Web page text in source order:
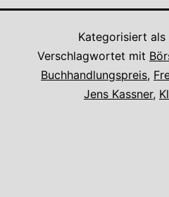
Kategorisiert als
Verschlagwortet mit
Buchhandlungspreis,
Jens Kassner,